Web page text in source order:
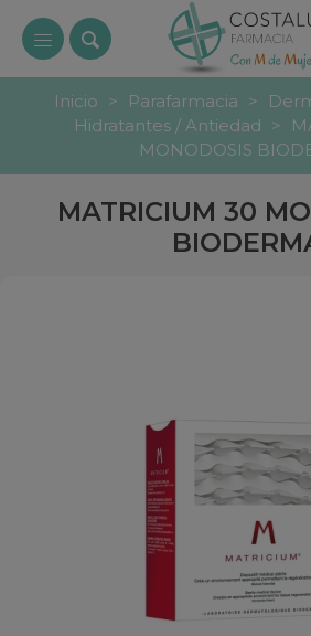
Inicio > Parafarmacia >
Hidratantes / Antiedad >
MONODOSIS
MATRICIUM 30